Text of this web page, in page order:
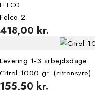
FELCO
Felco 2
418,00 kr.
Levering 1-3 arbejdsdage
Citrol 1000 gr. (citronsyre)
155,50 kr.